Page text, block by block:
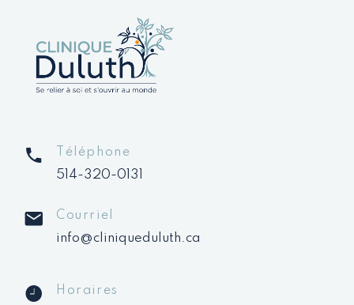
Téléphone
514-320-0131
Courriel
info@cliniqueduluth.ca
Horaires